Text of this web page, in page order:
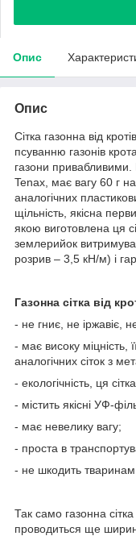
Опис
Опис
Сітка газонна від
псуванню газонів
газони привабливими.
Tenax, має вагу 60 г
аналогічних
щільність, якісна
якою виготовлена ця
землерийок
розрив – 3,5 кН/м) і
Газонна сітка від
- не гниє, не іржавіє,
- має високу міцність,
аналогічних сіток з
- екологічність, ця
- містить якісні УФ-
- має невелику вагу;
- проста в
- не шкодить тваринам.
Так само газонна сітка
проводиться ще